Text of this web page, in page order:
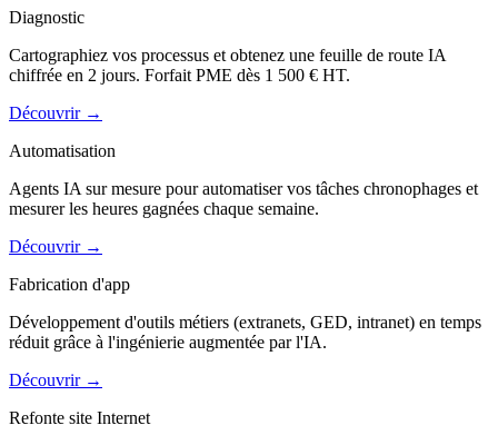
Diagnostic
Cartographiez vos processus et obtenez une feuille de route IA
chiffrée en 2 jours. Forfait PME dès 1 500 € HT.
Découvrir →
Automatisation
Agents IA sur mesure pour automatiser vos tâches chronophages et
mesurer les heures gagnées chaque semaine.
Découvrir →
Fabrication d'app
Développement d'outils métiers (extranets, GED, intranet) en temps
réduit grâce à l'ingénierie augmentée par l'IA.
Découvrir →
Refonte site Internet